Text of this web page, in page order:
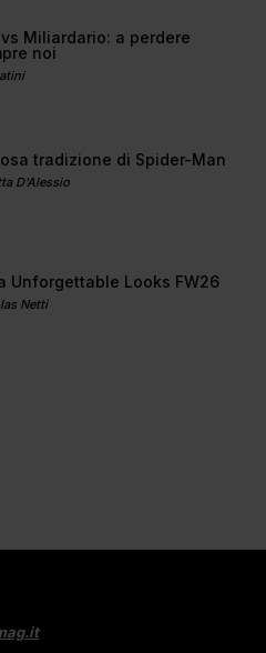
Miliardario: a perdere
noi
tradizione di Spider-Man
D'Alessio
Unforgettable Looks FW26
Netti